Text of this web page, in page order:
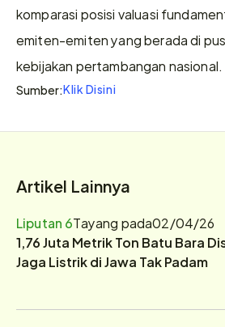
komparasi posisi valuasi
emiten-emiten yang berada di
kebijakan pertambangan nasional.
Sumber:Klik Disini
Artikel Lainnya
Liputan 6Tayang pada02/04/26
1,76 Juta Metrik Ton Batu Bara
Jaga Listrik di Jawa Tak Padam